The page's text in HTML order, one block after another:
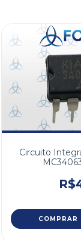
Circuito